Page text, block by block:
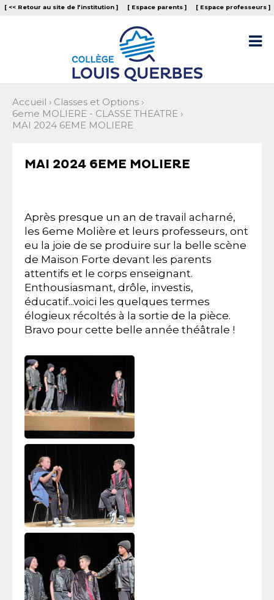
Aller
au
Outils
personnels
[ << Retour au site de l‘institution ] [ Espace parents ] [ Espace professeurs ]

Accueil › Classes et Options ›
6eme MOLIERE - CLASSE THEATRE ›
MAI 2024 6EME MOLIERE
MAI 2024 6EME MOLIERE
Après presque un an de travail acharné,
les 6eme Molière et leurs professeurs, ont
eu la joie de se produire sur la belle scène
de Maison Forte devant les parents
attentifs et le corps enseignant.
Enthousiasmant, drôle, investis,
éducatif...voici les quelques termes
élogieux récoltés à la sortie de la pièce.
Bravo pour cette belle année théâtrale !